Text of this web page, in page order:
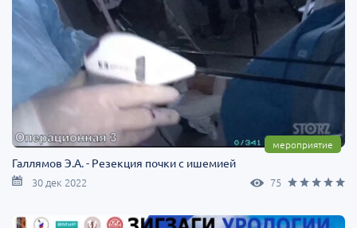
мероприятие
Галлямов Э.А. - Резекция почки с ишемией
30 дек 2022 75